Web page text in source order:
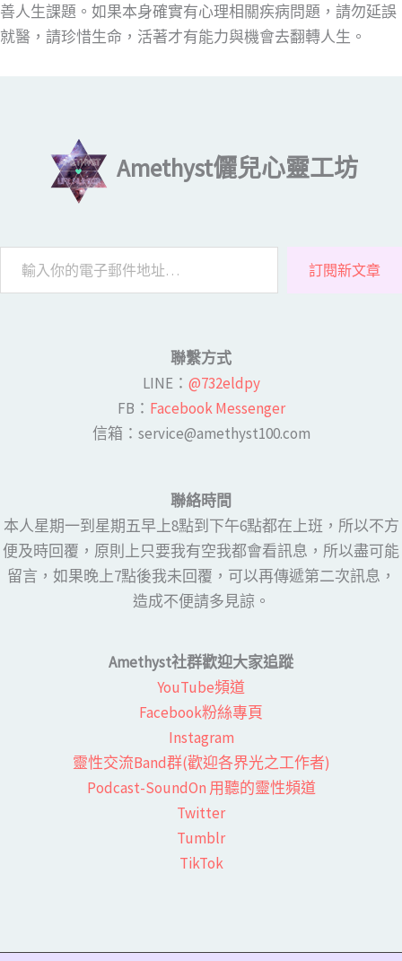
善人生課題。如果本身確實有心理相關疾病問題，請勿延誤
就醫，請珍惜生命，活著才有能力與機會去翻轉人生。
Amethyst儷兒心靈工坊
訂閱新文章
聯繫方式
LINE​： @732eldpy
FB：​ Facebook Messenger
​​信箱：service@amethyst100.com
聯絡時間
本人星期一到星期五早上8點到下午6點都在上班，所以不方
便及時回覆，原則上只要我有空我都會看訊息，所以盡可能
留言，如果晚上7點後我未回覆，可以再傳遞第二次訊息，
造成不便請多見諒。
Amethyst社群歡迎大家追蹤
YouTube頻道
Facebook粉絲專頁​
Instagram
靈性交流Band群(歡迎各界光之工作者)​
Podcast-SoundOn 用聽的靈性頻道
​Twitter
Tumblr
TikTok